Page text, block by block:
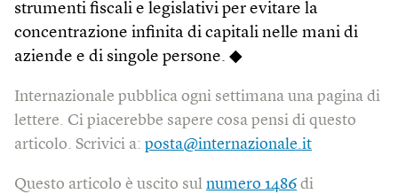
strumenti fiscali e legislativi per evitare la
concentrazione infinita di capitali nelle mani di
aziende e di singole persone. ◆
Internazionale pubblica ogni settimana una pagina di
lettere. Ci piacerebbe sapere cosa pensi di questo
articolo. Scrivici a: posta@internazionale.it
Questo articolo è uscito sul numero 1486 di